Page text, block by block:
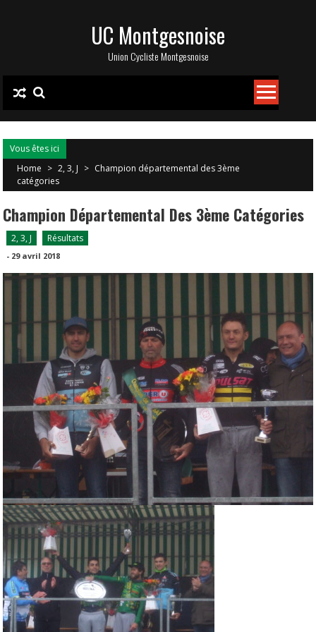
UC Montgesnoise
Union Cycliste Montgesnoise
Vous êtes ici
Home > 2, 3, J > Champion départemental des 3ème
catégories
Champion Départemental Des 3ème Catégories
2, 3, J Résultats
- 29 avril 2018